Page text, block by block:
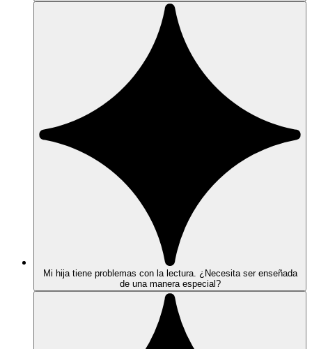
Mi hija tiene problemas con la lectura. ¿Necesita ser enseñada
de una manera especial?